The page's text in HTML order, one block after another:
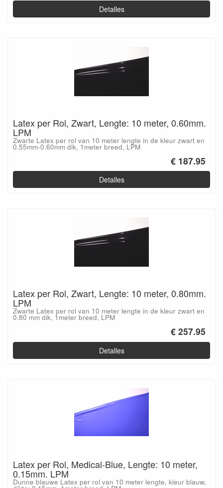
Detalles
Latex per Rol, Zwart, Lengte: 10 meter, 0.60mm.
LPM
Zwarte Latex per rol van 10 meter lengte in de kleur zwart en
0.55mm-0.60mm dik, 1meter breed, LPM
€ 187.95
Detalles
Latex per Rol, Zwart, Lengte: 10 meter, 0.80mm.
LPM
Zwarte Latex per rol van 10 meter lengte in de kleur zwart en
0.80 mm dik, 1meter breed, LPM
€ 257.95
Detalles
Latex per Rol, Medical-Blue, Lengte: 10 meter,
0.15mm. LPM
Dunne blauwe Latex per rol van 10 meter lengte, kleur blauw,